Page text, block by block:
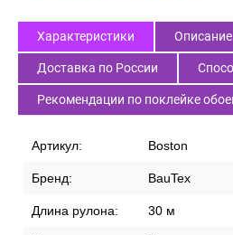
Характеристики Описание
Доставка по России
Рекомендации по поклейке
Артикул: Boston
Бренд: BauTex
Длина рулона: 30 м